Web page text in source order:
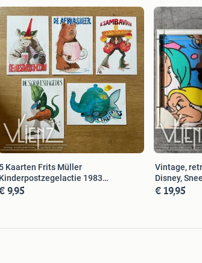
5 Kaarten Frits Müller
Kinderpostzegelactie 1983
9,95
Vintage,
Disney,
€ 19,95